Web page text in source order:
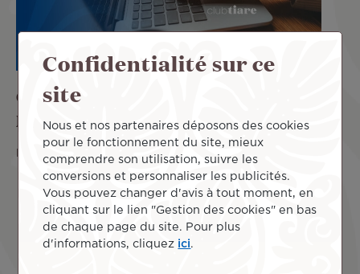
Comment profiter de l’option Cash &
Miles ?
Pour utiliser ce service en ligne :
Réservezen sélectionnant l’onglet Cash & Miles
Connectez-vous à votre compte Club Tiare.
Suivez le processus de réservation habituel, la
sélection du montant en Miles se fait au niveau de
la page de paiement.
Confidentialité sur ce
site
Nous et nos partenaires déposons des cookies
pour le fonctionnement du site, mieux
comprendre son utilisation, suivre les
conversions et personnaliser les publicités.
Vous pouvez changer d'avis à tout moment, en
cliquant sur le lien "Gestion des cookies" en bas
de chaque page du site. Pour plus
d'informations, cliquez ici